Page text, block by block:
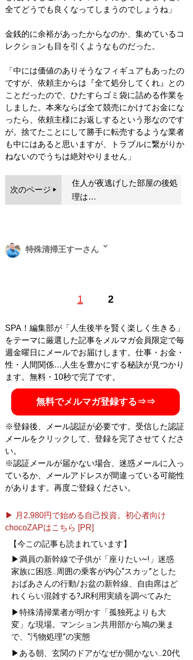
全てどうでも良くなってしまうのでしょうね」
金銭的に余裕があったからなのか、集めているコ
レクションも目を引くようなものだった。
「中には価値のありそうなフィギュアもあったの
ですが、依頼主からは『全て処分してくれ』との
ことだったので、ひたすらゴミ袋に詰める作業を
しました。本来ならば全て競売にかけてお金にな
ったら、依頼主様にお返しするという形なのです
が。捨てたことにして勝手に転売するような業者
も中にはあると思いますが、トラブルに繋がりか
ねないのでうちは絶対やりません」
次のページ
住人が夜逃げした部屋の後処
理は…
1 2
特殊清掃王すーさん
年、東京都大田区生まれ。地元の進学校を卒業後、様々
カンパニーである「ブルークリーン 」の創業に参画。こ
れまで官公庁から五つ星ホテルまで、さまざまな取引先
から依頼を受け、現場作業を実施した経験を基に、
YouTubeチャンネル「
BLUE CLEAN【公式】
」にて特殊
清掃現場のリアルを配信中！趣味はプロレス観戦
MySPA!会員だけが読める、特殊清掃王すーさんのより
ディープな記事
・特殊清掃員が明かす“若者の自殺現場”の特徴。遺書か
ら見えた「世の中の生きづらさ」と「孤独の深さ」
記事一覧へ
SPA！編集部が「人生後半を賢く楽しく生きる」
をテーマに厳選した記事をメルマガ会員限定で毎
週金曜日にメールでお届けします。仕事・お金・
性・人間関係…人生を豊かにする秘訣が見つかり
ます。無料・10秒で完了です。
無料でメルマガ登録する⇒⇒
※登録後、メール認証が必要です。受信した認証
メールをクリックして、登録を完了させてくださ
い。
※認証メールが届かない場合、迷惑メールに入っ
ているか、メールアドレスが間違っている可能性
があります。再度ご登録ください。
▶ 月2,980円で始める自己投資。初心者向け
chocoZAPはこちら [PR]
【今この記事も読まれています】
▶満員の新幹線で子供が「座りたい~!」迷惑
家族に困惑...周囲の乗客が内心“スカッ”とした
おばあさんの行動/お盆の新幹線、自由席はど
れくらい混雑する?JR利用実績を調べてみた
▶特殊清掃業者が明かす「孤独死よりも大
変」な現場。マンション共用部から鳩の巣ま
で、“汚物処理”の実態
▶ある朝、玄関のドアがなぜか開かない...20代